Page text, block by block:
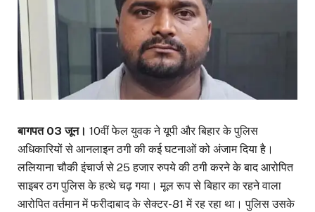
बागपत 03 जून। 10वीं फेल युवक ने यूपी और बिहार के पुलिस
अधिकारियों से आनलाइन ठगी की कई घटनाओं को अंजाम दिया है।
ललियाना चौकी इंचार्ज से 25 हजार रुपये की ठगी करने के बाद आरोपित
साइबर ठग पुलिस के हत्थे चढ़ गया। मूल रूप से बिहार का रहने वाला
आरोपित वर्तमान में फरीदाबाद के सेक्टर-81 में रह रहा था। पुलिस उसके